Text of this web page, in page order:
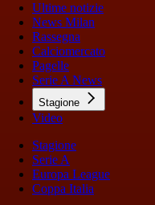
Ultime notizie
News Milan
Rassegna
Calciomercato
Pagelle
Serie A News
Stagione
Video
Stagione
Serie A
Europa League
Coppa Italia